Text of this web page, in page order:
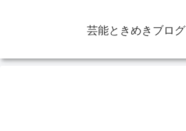
芸能ときめきブログ